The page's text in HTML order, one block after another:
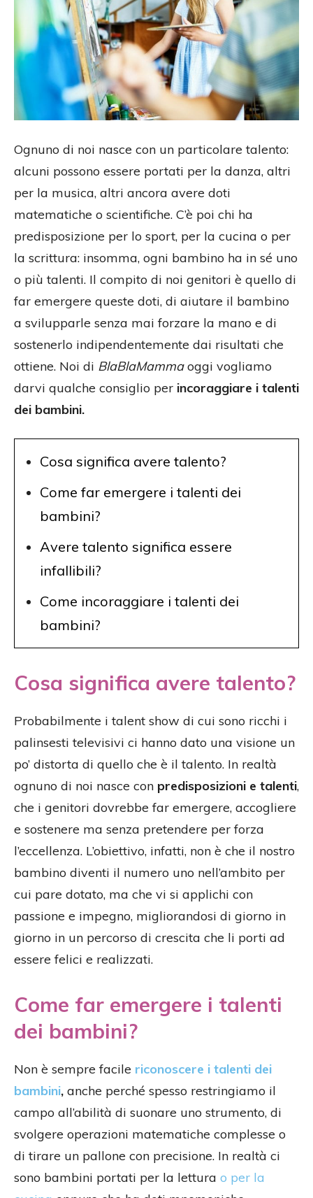
Ognuno di noi nasce con un particolare talento:
alcuni possono essere portati per la danza, altri
per la musica, altri ancora avere doti
matematiche o scientifiche. C’è poi chi ha
predisposizione per lo sport, per la cucina o per
la scrittura: insomma, ogni bambino ha in sé uno
o più talenti. Il compito di noi genitori è quello di
far emergere queste doti, di aiutare il bambino
a svilupparle senza mai forzare la mano e di
sostenerlo indipendentemente dai risultati che
ottiene. Noi di BlaBlaMammaoggi vogliamo
darvi qualche consiglio per incoraggiare i talenti
dei bambini.
Cosa significa avere talento?
Come far emergere i talenti dei
bambini?
Avere talento significa essere
infallibili?
Come incoraggiare i talenti dei
bambini?
Cosa significa avere talento?
Probabilmente i talent show di cui sono ricchi i
palinsesti televisivi ci hanno dato una visione un
po’ distorta di quello che è il talento. In realtà
ognuno di noi nasce con predisposizioni e talenti,
che i genitori dovrebbe far emergere, accogliere
e sostenere ma senza pretendere per forza
l’eccellenza. L’obiettivo, infatti, non è che il nostro
bambino diventi il numero uno nell’ambito per
cui pare dotato, ma che vi si applichi con
passione e impegno, migliorandosi di giorno in
giorno in un percorso di crescita che li porti ad
essere felici e realizzati.
Come far emergere i talenti
dei bambini?
Non è sempre facile riconoscere i talenti dei
bambini, anche perché spesso restringiamo il
campo all’abilità di suonare uno strumento, di
svolgere operazioni matematiche complesse o
di tirare un pallone con precisione. In realtà ci
sono bambini portati per la lettura o per la